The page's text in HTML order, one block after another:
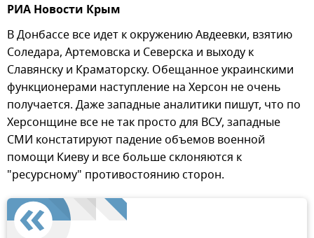
РИА Новости Крым
В Донбассе все идет к окружению Авдеевки, взятию
Соледара, Артемовска и Северска и выходу к
Славянску и Краматорску. Обещанное украинскими
функционерами наступление на Херсон не очень
получается. Даже западные аналитики пишут, что по
Херсонщине все не так просто для ВСУ, западные
СМИ констатируют падение объемов военной
помощи Киеву и все больше склоняются к
"ресурсному" противостоянию сторон.